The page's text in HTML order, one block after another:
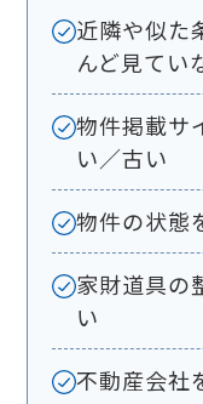
近隣や似た
んど見てい
物件掲載サ
い／古い
物件の状態
家財道具の
い
不動産会社